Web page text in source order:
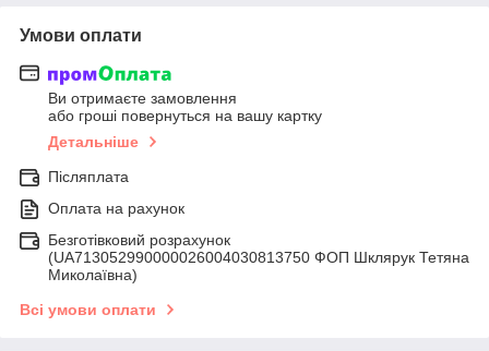
Умови оплати
Ви отримаєте замовлення
або гроші повернуться на вашу картку
Детальніше
Післяплата
Оплата на рахунок
Безготівковий розрахунок
(UA713052990000026004030813750 ФОП Шклярук Тетяна
Миколаївна)
Всі умови оплати